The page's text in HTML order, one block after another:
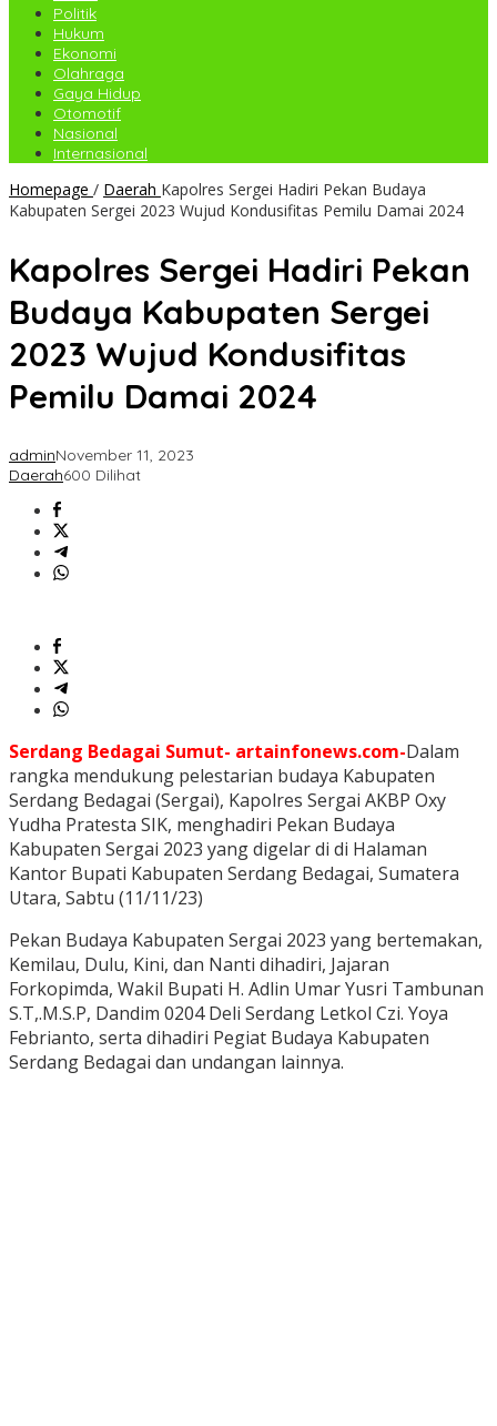
Politik
Hukum
Ekonomi
Olahraga
Gaya Hidup
Otomotif
Nasional
Internasional
Homepage / Daerah Kapolres Sergei Hadiri Pekan Budaya
Kabupaten Sergei 2023 Wujud Kondusifitas Pemilu Damai 2024
Kapolres Sergei Hadiri Pekan
Budaya Kabupaten Sergei
2023 Wujud Kondusifitas
Pemilu Damai 2024
adminNovember 11, 2023
Daerah600 Dilihat
Serdang Bedagai Sumut- artainfonews.com-Dalam
rangka mendukung pelestarian budaya Kabupaten
Serdang Bedagai (Sergai), Kapolres Sergai AKBP Oxy
Yudha Pratesta SIK, menghadiri Pekan Budaya
Kabupaten Sergai 2023 yang digelar di di Halaman
Kantor Bupati Kabupaten Serdang Bedagai, Sumatera
Utara, Sabtu (11/11/23)
Pekan Budaya Kabupaten Sergai 2023 yang bertemakan,
Kemilau, Dulu, Kini, dan Nanti dihadiri, Jajaran
Forkopimda, Wakil Bupati H. Adlin Umar Yusri Tambunan
S.T,.M.S.P, Dandim 0204 Deli Serdang Letkol Czi. Yoya
Febrianto, serta dihadiri Pegiat Budaya Kabupaten
Serdang Bedagai dan undangan lainnya.